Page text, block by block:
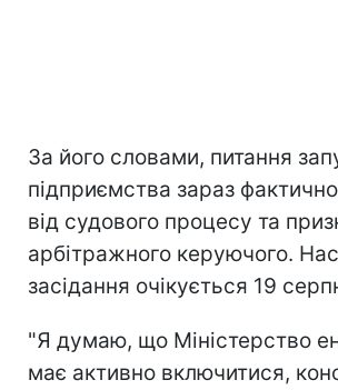
За його словами, питання
підприємства зараз
від судового процесу та
арбітражного керуючого.
засідання очікується 19
"Я думаю, що Міністерство
має активно включитися,